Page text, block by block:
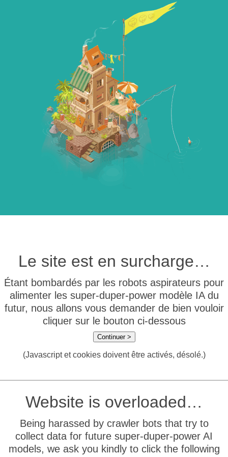
Le site est en surcharge…
Étant bombardés par les robots aspirateurs pour
alimenter les super-duper-power modèle IA du
futur, nous allons vous demander de bien vouloir
cliquer sur le bouton ci-dessous
Continuer >
(Javascript et cookies doivent être activés, désolé.)
Website is overloaded…
Being harassed by crawler bots that try to
collect data for future super-duper-power AI
models, we ask you kindly to click the following